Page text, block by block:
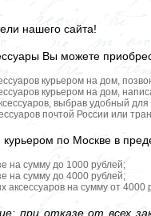
нашего сайта!
Вы можете
курьером на дом,
курьером на дом,
выбрав удобный
почтой России или
курьером по Москве в
на сумму до 1000 рублей;
на сумму до 4000 рублей;
аксессуаров на сумму от 4000
при отказе от всех